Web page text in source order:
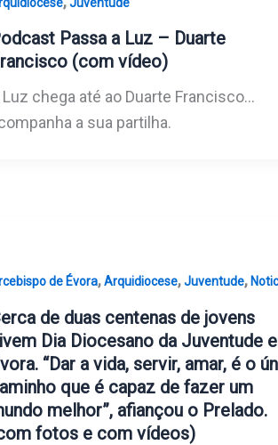
Passa a Luz – Duarte
(com vídeo)
Luz chega até ao Duarte Francisco…
a sua partilha.
de Évora,Arquidiocese,Juventude,
de duas centenas de jovens
Dia Diocesano da Juventude
“Dar a vida, servir, amar, é o
que é capaz de fazer um
melhor”, afiançou o Prelado.
fotos e com vídeos)